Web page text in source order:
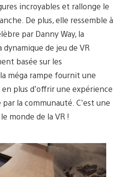
incroyables et rallonge le
De plus, elle ressemble à
par Danny Way, la
de jeu de VR
basée sur les
méga rampe fournit une
plus d’offrir une expérience
la communauté. C’est une
monde de la VR !